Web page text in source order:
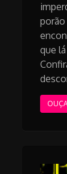
que